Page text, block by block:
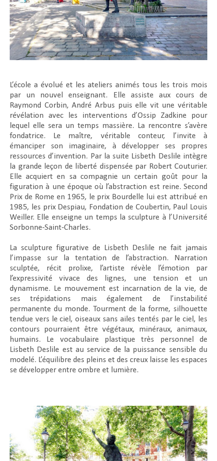
L’école a évolué et les ateliers animés tous les trois mois
par un nouvel enseignant. Elle assiste aux cours de
Raymond Corbin, André Arbus puis elle vit une véritable
révélation avec les interventions d’Ossip Zadkine pour
lequel elle sera un temps massière. La rencontre s’avère
fondatrice. Le maître, véritable conteur, l’invite à
émanciper son imaginaire, à développer ses propres
ressources d’invention. Par la suite Lisbeth Deslile intègre
la grande leçon de liberté dispensée par Robert Couturier.
Elle acquiert en sa compagnie un certain goût pour la
figuration à une époque où l’abstraction est reine. Second
Prix de Rome en 1965, le prix Bourdelle lui est attribué en
1985, les prix Despiau, Fondation de Coubertin, Paul Louis
Weiller. Elle enseigne un temps la sculpture à l’Université
Sorbonne-Saint-Charles.
La sculpture figurative de Lisbeth Deslile ne fait jamais
l’impasse sur la tentation de l’abstraction. Narration
sculptée, récit prolixe, l’artiste révèle l’émotion par
l’expressivité vivace des lignes, une tension et un
dynamisme. Le mouvement est incarnation de la vie, de
ses trépidations mais également de l’instabilité
permanente du monde. Tourment de la forme, silhouette
tendue vers le ciel, oiseaux sans ailes tentés par le ciel, les
contours pourraient être végétaux, minéraux, animaux,
humains. Le vocabulaire plastique très personnel de
Lisbeth Deslile est au service de la puissance sensible du
modelé. L’équilibre des pleins et des creux laisse les espaces
se développer entre ombre et lumière.